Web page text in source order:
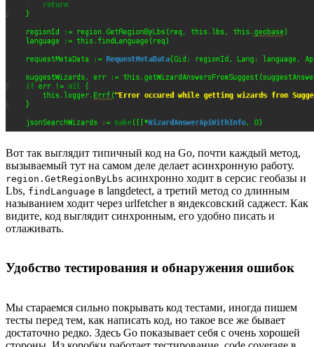
Вот так выглядит типичный код на Go, почти каждый метод,
вызываемый тут на самом деле делает асинхронную работу.
region.GetRegionByLbs асинхронно ходит в серсис геобазы и
Lbs, findLanguage в langdetect, а третий метод со длинным
называнием ходит через urlfetcher в яндексовский саджест. Как
видите, код выглядит синхронным, его удобно писать и
отлаживать.
Удобство тестирования и обнаружения ошибок
Мы стараемся сильно покрывать код тестами, иногда пишем
тесты перед тем, как написать код, но такое все же бывает
достаточно редко. Здесь Go показывает себя с очень хорошей